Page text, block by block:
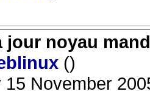
jour noyau
()
15 November